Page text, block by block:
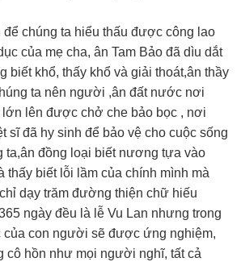
để chúng ta hiểu thấu được công lao
của mẹ cha, ân Tam Bảo đã dìu dắt
biết khổ, thấy khổ và giải thoát,ân thầy
ta nên người ,ân đất nước nơi
lớn lên được chở che bảo bọc , nơi
sĩ đã hy sinh để bảo vệ cho cuộc sống
ta,ân đồng loại biết nương tựa vào
thấy biết lỗi lầm của chính mình mà
dạy trăm đường thiện chữ hiếu
ngày đều là lễ Vu Lan nhưng trong
của con người sẽ được ứng nghiệm,
cô hồn như mọi người nghĩ, tất cả